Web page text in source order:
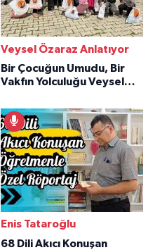
Veysel Özaraz Anlatıyor
Bir Çocuğun Umudu, Bir
Vakfın Yolculuğu Veysel
Enis Tataroğlu
68 Dili Akıcı Konuşan